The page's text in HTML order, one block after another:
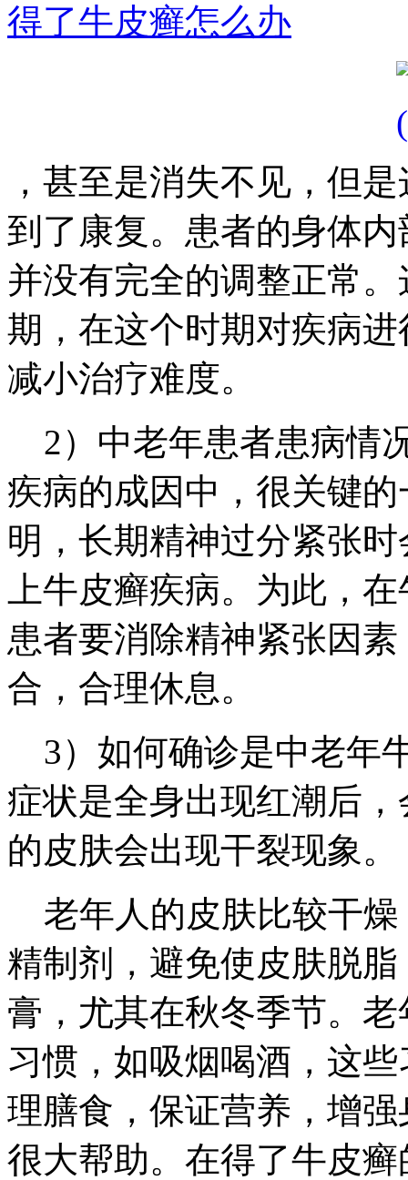
得了牛皮癣怎么办
，甚至是消失不见，但
到了康复。患者的身体
并没有完全的调整正常
期，在这个时期对疾病
减小治疗难度。
2）中老年患者患病情
疾病的成因中，很关键
明，长期精神过分紧张
上牛皮癣疾病。为此，
患者要消除精神紧张因
合，合理休息。
3）如何确诊是中老年
症状是全身出现红潮后
的皮肤会出现干裂现象。
老年人的皮肤比较干燥
精制剂，避免使皮肤脱
膏，尤其在秋冬季节。
习惯，如吸烟喝酒，这
理膳食，保证营养，增
很大帮助。在得了牛皮